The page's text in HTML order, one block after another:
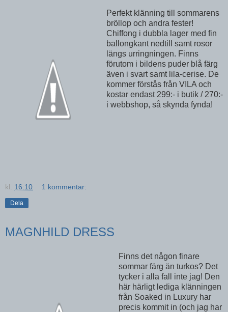
Perfekt klänning till sommarens
bröllop och andra fester!
Chiffong i dubbla lager med fin
ballongkant nedtill samt rosor
längs urringningen. Finns
förutom i bildens puder blå färg
även i svart samt lila-cerise. De
kommer förstås från VILA och
kostar endast 299:- i butik / 270:-
i webbshop, så skynda fynda!
kl. 16:10 1 kommentar:
Dela
MAGNHILD DRESS
Finns det någon finare
sommar färg än turkos? Det
tycker i alla fall inte jag! Den
här härligt lediga klänningen
från Soaked in Luxury har
precis kommit in (och jag har